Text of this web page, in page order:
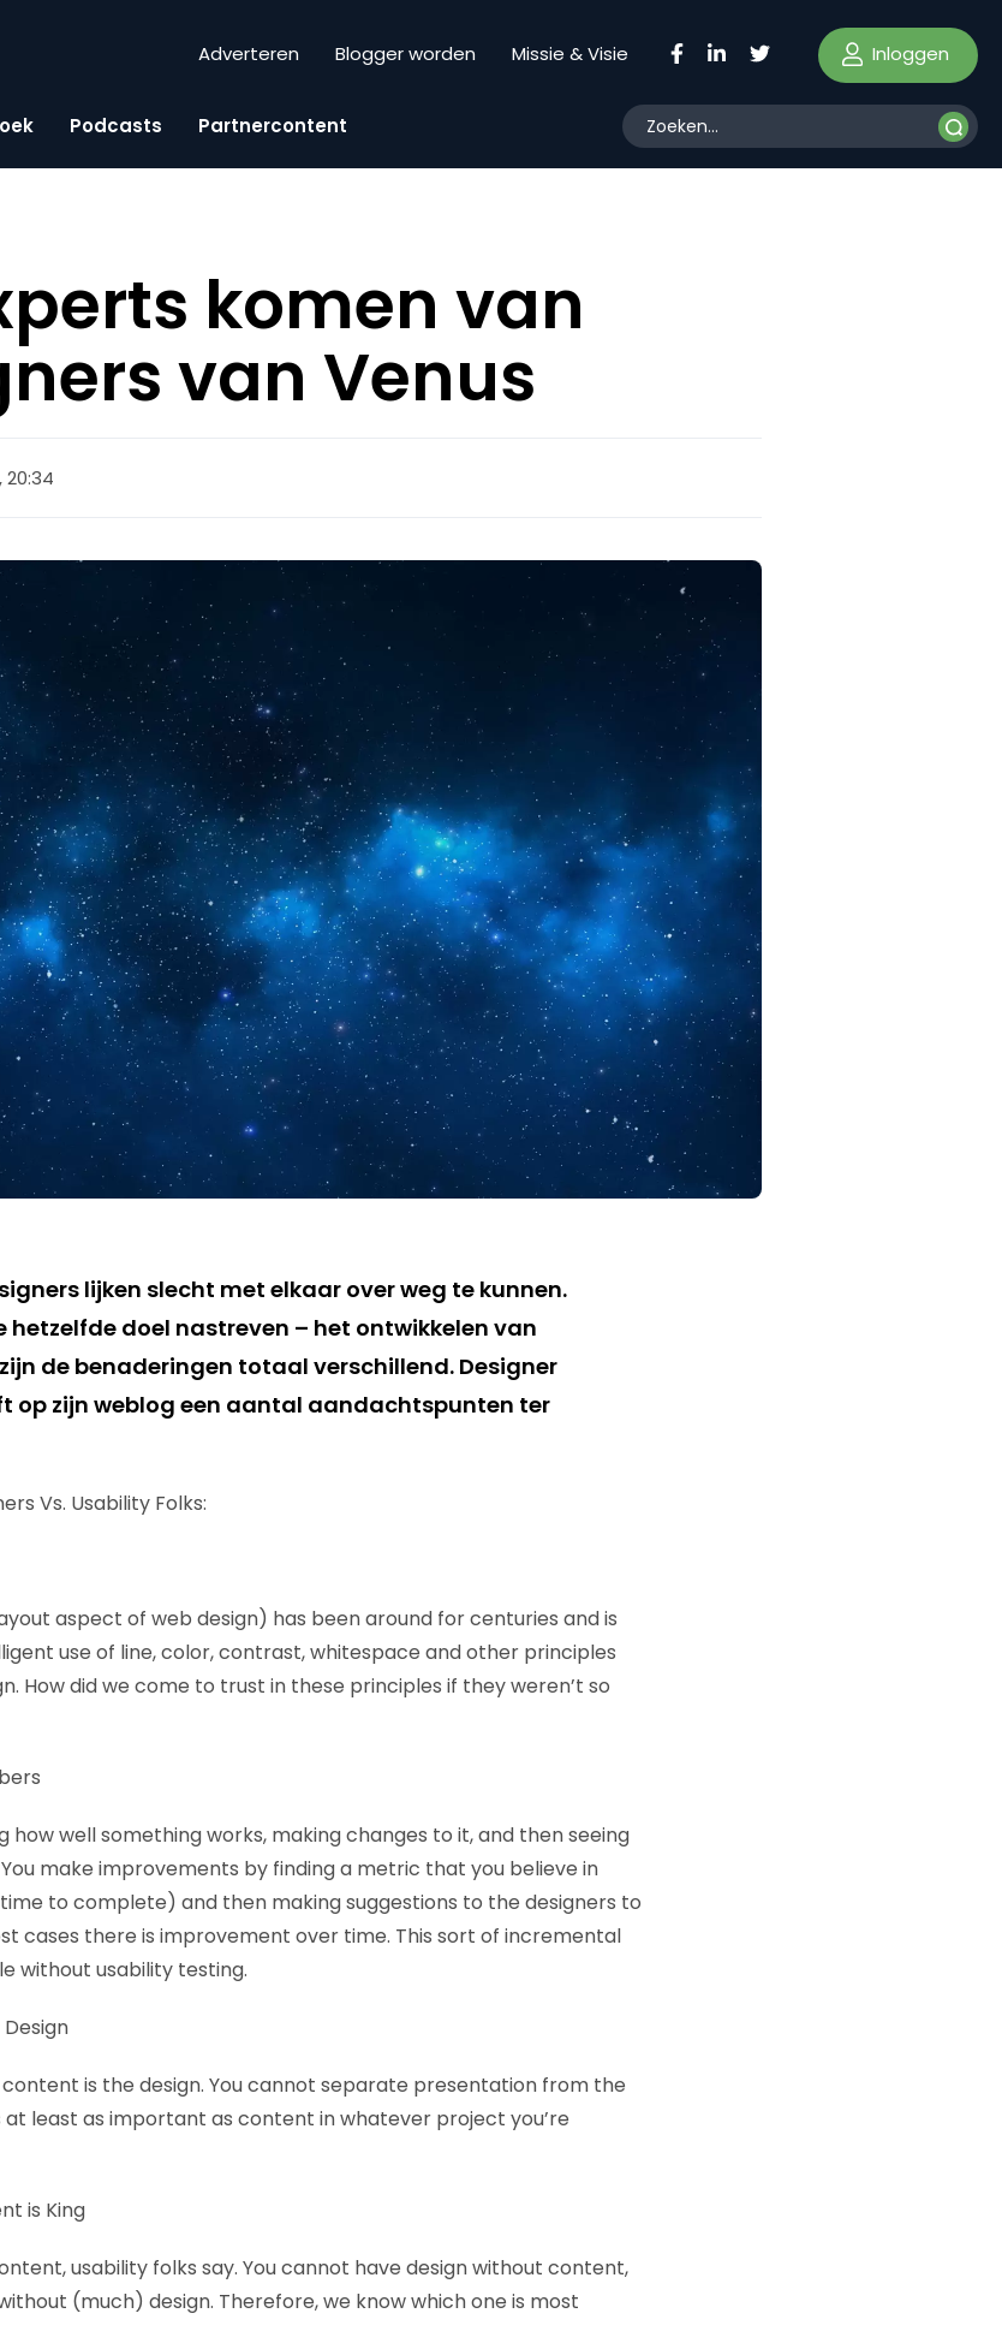
Adverteren Blogger worden Missie & Visie Inloggen
Podcasts Partnercontent
komen van
van Venus
lijken slecht met elkaar over weg te kunnen.
hetzelfde doel nastreven – het ontwikkelen van
de benaderingen totaal verschillend. Designer
op zijn weblog een aantal aandachtspunten ter
Vs. Usability Folks:
aspect of web design) has been around for centuries and is
use of line, color, contrast, whitespace and other principles
How did we come to trust in these principles if they weren’t so
how well something works, making changes to it, and then seeing
make improvements by finding a metric that you believe in
to complete) and then making suggestions to the designers to
cases there is improvement over time. This sort of incremental
without usability testing.
is the design. You cannot separate presentation from the
at least as important as content in whatever project you’re
is King
usability folks say. You cannot have design without content,
(much) design. Therefore, we know which one is most